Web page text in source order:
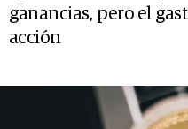
ganancias, pero el
acción